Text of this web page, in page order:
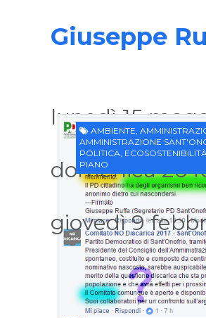
Giuseppe
lunedì 15
AMBIENTE,
AMMINISTRAZIONE
POLITICA,
PIANO
domenica 26
giovedì 9